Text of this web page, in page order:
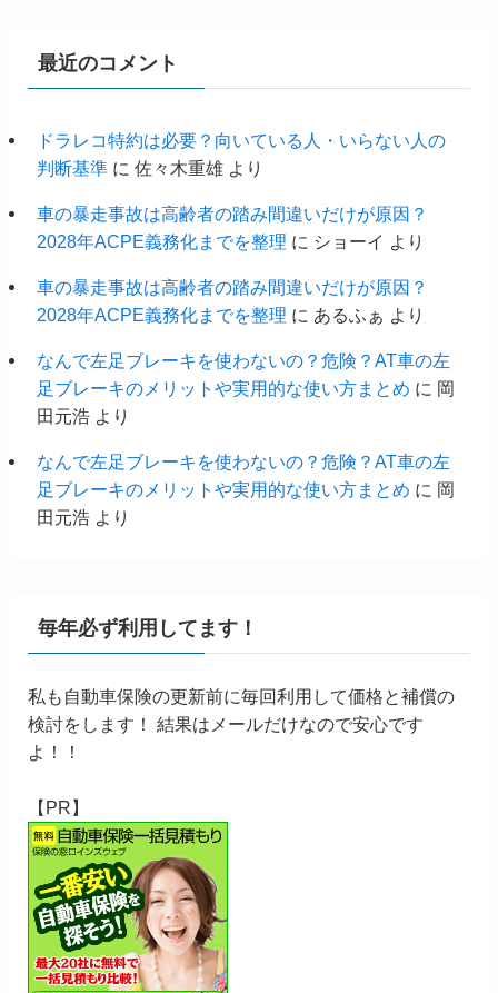
最近のコメント
ドラレコ特約は必要？向いている人・いらない人の
判断基準に 佐々木重雄より
車の暴走事故は高齢者の踏み間違いだけが原因？
2028年ACPE義務化までを整理 に ショーイ より
車の暴走事故は高齢者の踏み間違いだけが原因？
2028年ACPE義務化までを整理 に あるふぁ より
なんで左足ブレーキを使わないの？危険？AT車の左
足ブレーキのメリットや実用的な使い方まとめ に 岡
田元浩より
なんで左足ブレーキを使わないの？危険？AT車の左
足ブレーキのメリットや実用的な使い方まとめ に 岡
田元浩より
毎年必ず利用してます！
私も自動車保険の更新前に毎回利用して価格と補償の
検討をします！ 結果はメールだけなので安心です
よ！！
【PR】